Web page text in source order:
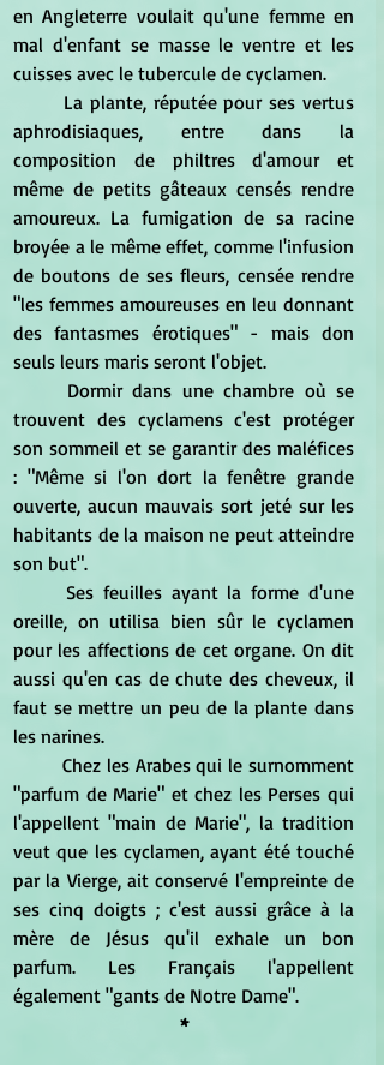
en Angleterre voulait qu'une femme en
mal d'enfant se masse le ventre et les
cuisses avec le tubercule de cyclamen.
La plante, réputée pour ses vertus
aphrodisiaques, entre dans la
composition de philtres d'amour et
même de petits gâteaux censés rendre
amoureux. La fumigation de sa racine
broyée a le même effet, comme l'infusion
de boutons de ses fleurs, censée rendre
"les femmes amoureuses en leu donnant
des fantasmes érotiques" - mais don
seuls leurs maris seront l'objet.
Dormir dans une chambre où se
trouvent des cyclamens c'est protéger
son sommeil et se garantir des maléfices
: "Même si l'on dort la fenêtre grande
ouverte, aucun mauvais sort jeté sur les
habitants de la maison ne peut atteindre
son but".
Ses feuilles ayant la forme d'une
oreille, on utilisa bien sûr le cyclamen
pour les affections de cet organe. On dit
aussi qu'en cas de chute des cheveux, il
faut se mettre un peu de la plante dans
les narines.
Chez les Arabes qui le surnomment
"parfum de Marie" et chez les Perses qui
l'appellent "main de Marie", la tradition
veut que les cyclamen, ayant été touché
par la Vierge, ait conservé l'empreinte de
ses cinq doigts ; c'est aussi grâce à la
mère de Jésus qu'il exhale un bon
parfum. Les Français l'appellent
également "gants de Notre Dame".
*